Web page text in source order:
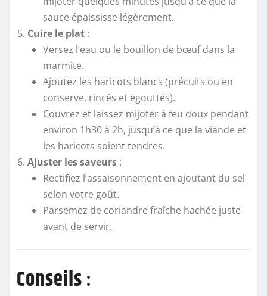
sauce épaississe légèrement.
Cuire le plat :
Versez l’eau ou le bouillon de bœuf dans la
marmite.
Ajoutez les haricots blancs (précuits ou en
conserve, rincés et égouttés).
Couvrez et laissez mijoter à feu doux pendant
environ 1h30 à 2h, jusqu’à ce que la viande et
les haricots soient tendres.
Ajuster les saveurs :
Rectifiez l’assaisonnement en ajoutant du sel
selon votre goût.
Parsemez de coriandre fraîche hachée juste
avant de servir.
Conseils: